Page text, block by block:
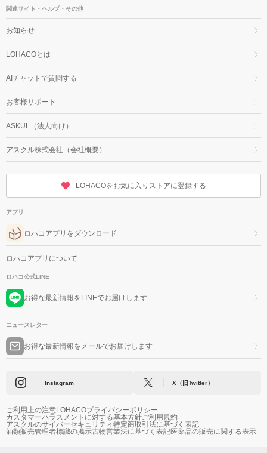
関連サイト・ヘルプ・その他
お知らせ
LOHACOとは
AIチャットで質問する
お客様サポート
ASKUL（法人向け）
アスクル株式会社（会社概要）
LOHACOをお気に入りストアに登録する
アプリ
ロハコアプリをダウンロード
ロハコアプリについて
ロハコ公式LINE
お得な最新情報をLINEでお届けします
ニュースレター
お得な最新情報をメールでお届けします
Instagram X（旧Twitter）
ご利用上の注意LOHACOプライバシーポリシー
カスタマーハラスメントに対する基本方針ご利用規約
アスクルのサイバーセキュリティ特定商取引法に基づく表記
酒類販売管理者標識の掲示古物営業法に基づく表記医薬品の販売に関する表示